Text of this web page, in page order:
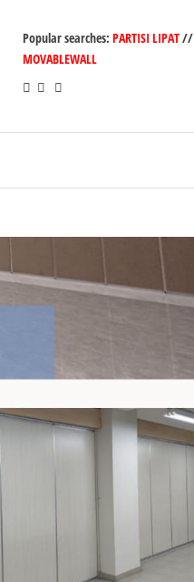
Popular searches: PARTISI LIPAT//
MOVABLEWALL